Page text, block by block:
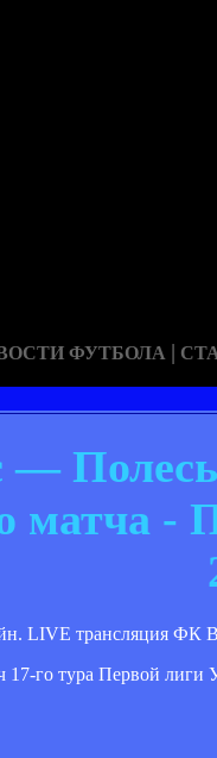
ФУТБОЛА |
—
матча -
ФК
17-го тура Первой